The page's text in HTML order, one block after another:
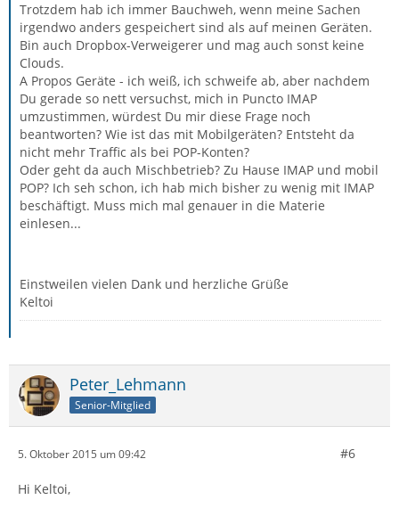
Trotzdem hab ich immer Bauchweh, wenn meine Sachen
irgendwo anders gespeichert sind als auf meinen Geräten.
Bin auch Dropbox-Verweigerer und mag auch sonst keine
Clouds.
A Propos Geräte - ich weiß, ich schweife ab, aber nachdem
Du gerade so nett versuchst, mich in Puncto IMAP
umzustimmen, würdest Du mir diese Frage noch
beantworten? Wie ist das mit Mobilgeräten? Entsteht da
nicht mehr Traffic als bei POP-Konten?
Oder geht da auch Mischbetrieb? Zu Hause IMAP und mobil
POP? Ich seh schon, ich hab mich bisher zu wenig mit IMAP
beschäftigt. Muss mich mal genauer in die Materie
einlesen...
Einstweilen vielen Dank und herzliche Grüße
Keltoi
Peter_Lehmann
Senior-Mitglied
5. Oktober 2015 um 09:42 #6
Hi Keltoi,